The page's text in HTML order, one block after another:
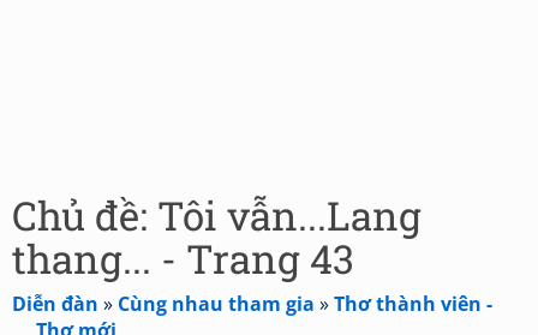
Chủ đề: Tôi vẫn...Lang
thang... - Trang 43
Diễn đàn » Cùng nhau tham gia »Thơ thành viên -